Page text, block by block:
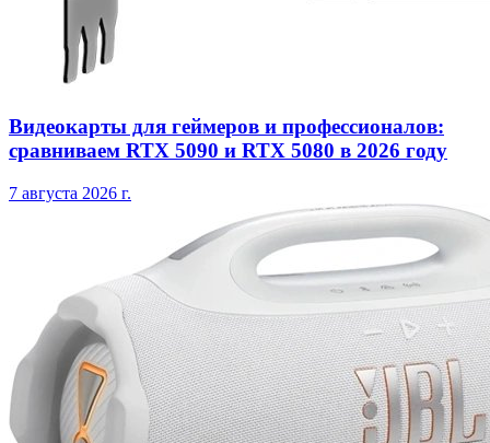
Видеокарты для геймеров и профессионалов:
сравниваем RTX 5090 и RTX 5080 в 2026 году
7 августа 2026 г.